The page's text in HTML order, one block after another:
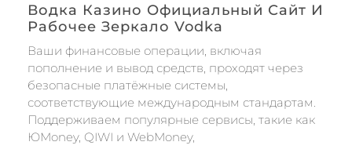
Водка Казино Официальный Сайт И
Рабочее Зеркало Vodka
Ваши финансовые операции, включая
пополнение и вывод средств, проходят через
безопасные платёжные системы,
соответствующие международным стандартам.
Поддерживаем популярные сервисы, такие как
ЮMoney, QIWI и WebMoney,